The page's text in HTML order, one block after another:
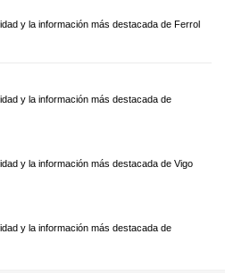
y la información más destacada de Ferrol
y la información más destacada de
y la información más destacada de Vigo
y la información más destacada de